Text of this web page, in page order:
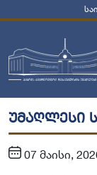
უმაღლესი
07 მაისი,